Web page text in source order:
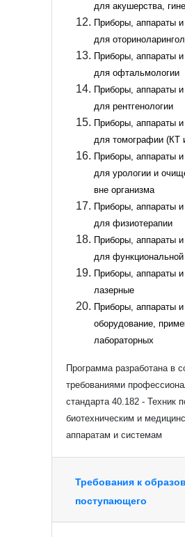
для акушерства,
Приборы, аппараты
для
Приборы, аппараты
для офтальмологии
Приборы, аппараты
для рентгенологии
Приборы, аппараты
для томографии (КТ
Приборы, аппараты
для урологии и
вне организма
Приборы, аппараты
для физиотерапии
Приборы, аппараты
для функциональной
Приборы, аппараты
лазерные
Приборы, аппараты и
оборудование,
лабораторных
Программа разработана в
требованиями
стандарта 40.182 - Техник
биотехническим и
аппаратам и системам
Требования к
поступающего